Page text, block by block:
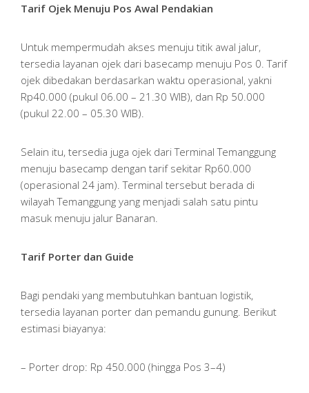
Tarif Ojek Menuju Pos Awal Pendakian
Untuk mempermudah akses menuju titik awal jalur,
tersedia layanan ojek dari basecamp menuju Pos 0. Tarif
ojek dibedakan berdasarkan waktu operasional, yakni
Rp40.000 (pukul 06.00 – 21.30 WIB), dan Rp 50.000
(pukul 22.00 – 05.30 WIB).
Selain itu, tersedia juga ojek dari Terminal Temanggung
menuju basecamp dengan tarif sekitar Rp60.000
(operasional 24 jam). Terminal tersebut berada di
wilayah Temanggung yang menjadi salah satu pintu
masuk menuju jalur Banaran.
Tarif Porter dan Guide
Bagi pendaki yang membutuhkan bantuan logistik,
tersedia layanan porter dan pemandu gunung. Berikut
estimasi biayanya:
– Porter drop: Rp 450.000 (hingga Pos 3–4)